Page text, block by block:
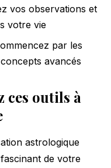
vos observations et
votre vie
par les
avancés
ces outils à
astrologique
de votre